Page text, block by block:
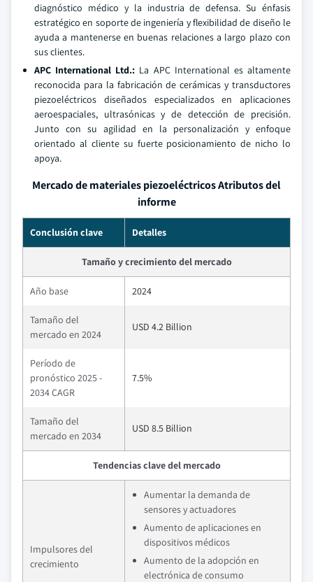
diagnóstico médico y la industria de defensa. Su énfasis
estratégico en soporte de ingeniería y flexibilidad de diseño le
ayuda a mantenerse en buenas relaciones a largo plazo con
sus clientes.
APC International Ltd.: La APC International es altamente
reconocida para la fabricación de cerámicas y transductores
piezoeléctricos diseñados especializados en aplicaciones
aeroespaciales, ultrasónicas y de detección de precisión.
Junto con su agilidad en la personalización y enfoque
orientado al cliente su fuerte posicionamiento de nicho lo
apoya.
Mercado de materiales piezoeléctricos Atributos del
informe
Conclusión clave Detalles
Tamaño y crecimiento del mercado
Año base 2024
Tamaño del
mercado en 2024
USD 4.2 Billion
Período de
pronóstico 2025 -
2034 CAGR
7.5%
Tamaño del
mercado en 2034
USD 8.5 Billion
Tendencias clave del mercado
Impulsores del
crecimiento
Aumentar la demanda de
sensores y actuadores
Aumento de aplicaciones en
dispositivos médicos
Aumento de la adopción en
electrónica de consumo